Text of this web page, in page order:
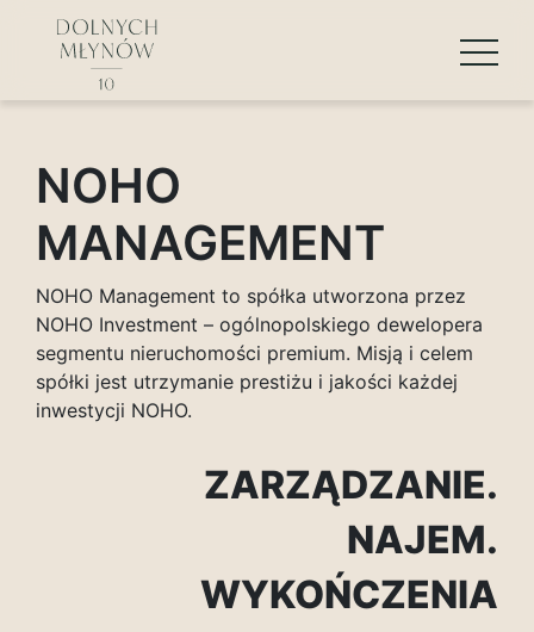
NOHO
MANAGEMENT
NOHO Management to spółka utworzona przez
NOHO Investment – ogólnopolskiego dewelopera
segmentu nieruchomości premium. Misją i celem
spółki jest utrzymanie prestiżu i jakości każdej
inwestycji NOHO.
ZARZĄDZANIE.
NAJEM.
WYKOŃCZENIA